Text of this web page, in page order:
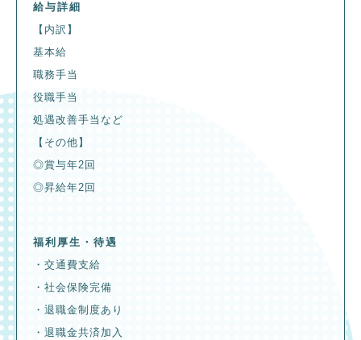
給与詳細
【内訳】
基本給
職務手当
役職手当
処遇改善手当など
【その他】
◎賞与年2回
◎昇給年2回
福利厚生・待遇
・交通費支給
・社会保険完備
・退職金制度あり
・退職金共済加入